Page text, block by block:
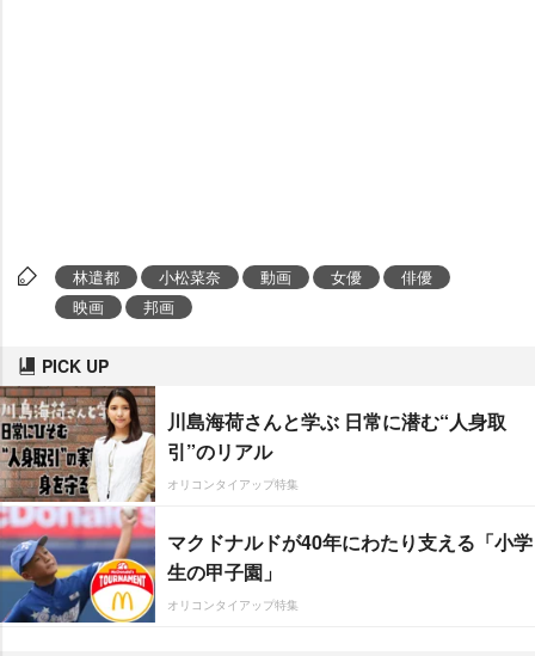
林遣都 小松菜奈 動画 女優
俳優
映画
邦画
PICK UP
川島海荷さんと学ぶ 日常に潜む“人身取
引”のリアル
オリコンタイアップ特集
マクドナルドが40年にわたり支える「小学
生の甲子園」
オリコンタイアップ特集